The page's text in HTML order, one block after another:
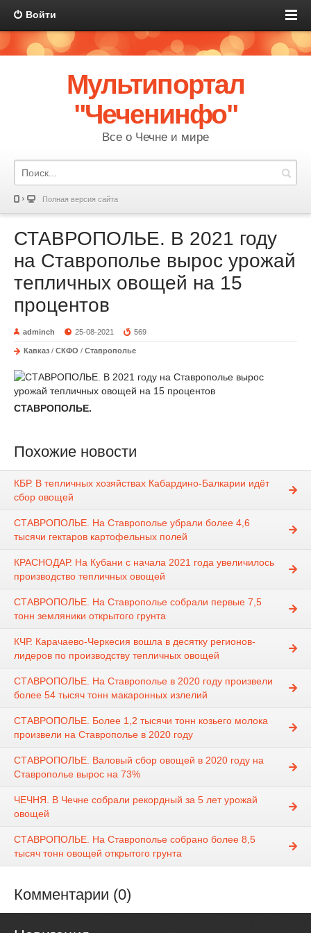
Войти
Мультипортал
"Чеченинфо"
Все о Чечне и мире
Полная версия сайта
СТАВРОПОЛЬЕ. В 2021 году
на Ставрополье вырос урожай
тепличных овощей на 15
процентов
adminch 25-08-2021 569
Кавказ / СКФО / Ставрополье
СТАВРОПОЛЬЕ.
Похожие новости
КБР. В тепличных хозяйствах Кабардино-Балкарии идёт
сбор овощей
СТАВРОПОЛЬЕ. На Ставрополье убрали более 4,6
тысячи гектаров картофельных полей
КРАСНОДАР. На Кубани с начала 2021 года увеличилось
производство тепличных овощей
СТАВРОПОЛЬЕ. На Ставрополье собрали первые 7,5
тонн земляники открытого грунта
КЧР. Карачаево-Черкесия вошла в десятку регионов-
лидеров по производству тепличных овощей
СТАВРОПОЛЬЕ. На Ставрополье в 2020 году произвели
более 54 тысяч тонн макаронных излелий
СТАВРОПОЛЬЕ. Более 1,2 тысячи тонн козьего молока
произвели на Ставрополье в 2020 году
СТАВРОПОЛЬЕ. Валовый сбор овощей в 2020 году на
Ставрополье вырос на 73%
ЧЕЧНЯ. В Чечне собрали рекордный за 5 лет урожай
овощей
СТАВРОПОЛЬЕ. На Ставрополье собрано более 8,5
тысяч тонн овощей открытого грунта
Комментарии (0)